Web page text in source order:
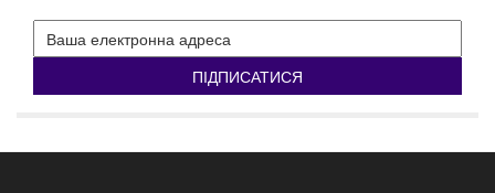
ПІДПИСАТИСЯ